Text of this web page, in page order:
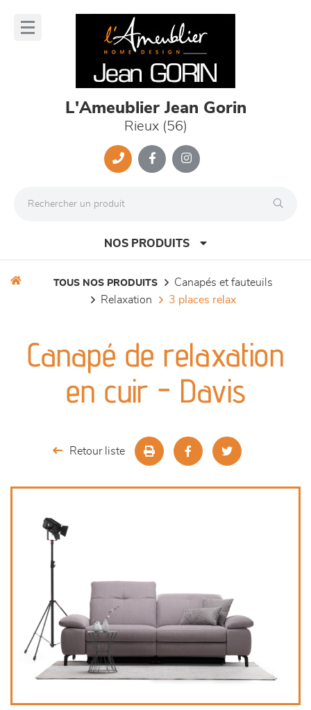
L'Ameublier Jean Gorin
Rieux (56)
NOS PRODUITS
séjours
meubles de complément
TOUS NOS PRODUITS
canapés et fauteuils
relaxation
3 places relax
Canapé de relaxation
en cuir - Davis
Retour liste